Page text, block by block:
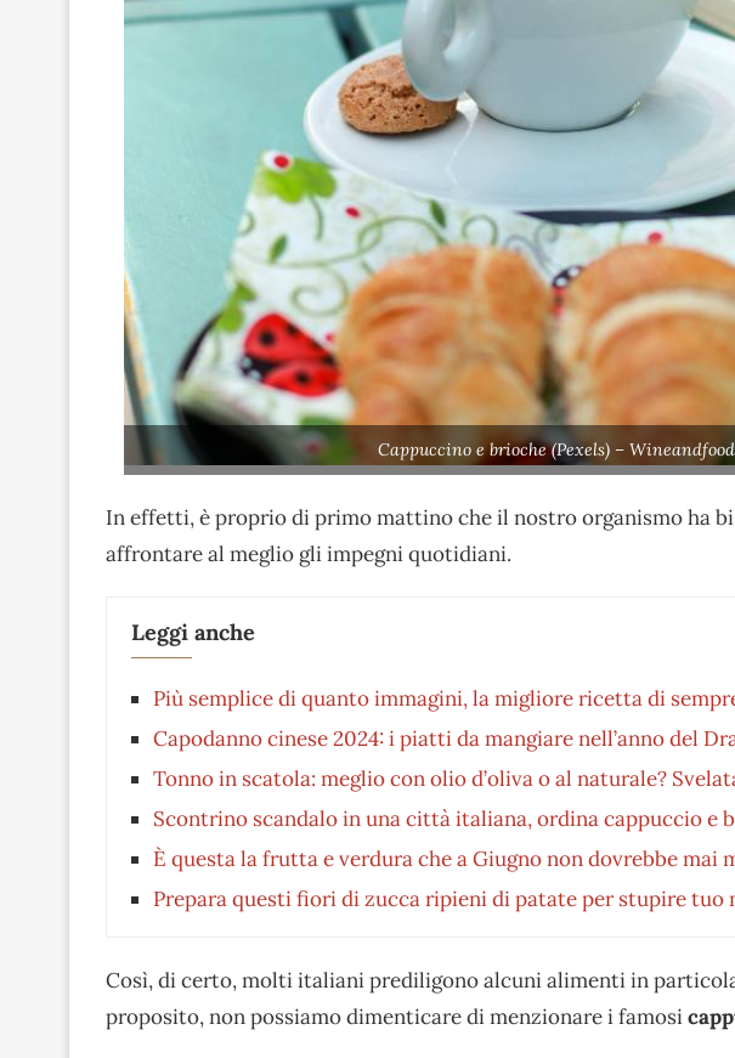
Cappuccino e brioche (Pexels) –
In effetti, è proprio di primo mattino che il nostro organismo ha
affrontare al meglio gli impegni quotidiani.
Leggi anche
Più semplice di quanto immagini, la migliore ricetta di
Capodanno cinese 2024: i piatti da mangiare nell’anno del
Tonno in scatola: meglio con olio d’oliva o al naturale?
Scontrino scandalo in una città italiana, ordina cappuccio e
È questa la frutta e verdura che a Giugno non dovrebbe mai
Prepara questi fiori di zucca ripieni di patate per stupire tuo
Così, di certo, molti italiani prediligono alcuni alimenti in
proposito, non possiamo dimenticare di menzionare i famosi